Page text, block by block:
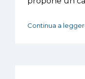
Continua a